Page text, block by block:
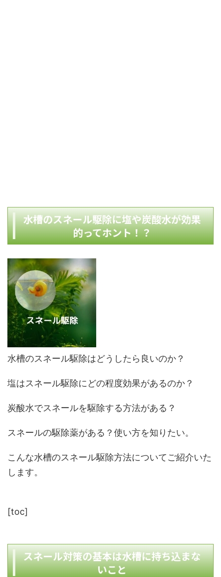
水槽のスネール駆除に塩や炭酸水が効果
的ってホント！？
水槽のスネール駆除はどうしたら良いのか？
塩はスネール駆除にどの程度効果があるのか？
炭酸水でスネールを駆除する方法がある？
スネールの駆除薬がある？使い方を知りたい。
こんな水槽のスネール駆除方法についてご紹介いた
します。
[toc]
スネール対策の基本は水槽に持ち込まな
いこと